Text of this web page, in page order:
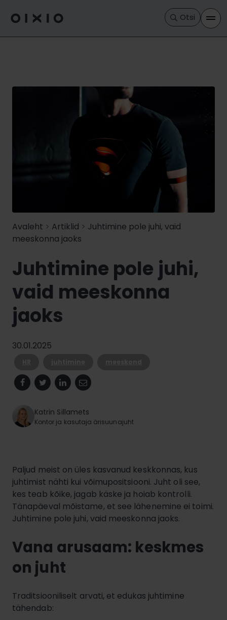
Otsi
Avaleht > Artiklid > Juhtimine pole juhi, vaid
meeskonna jaoks
Juhtimine pole juhi,
vaid meeskonna
jaoks
30.01.2025
FacebookTwitterLinkedin
Email
Katrin Sillamets
Kontor ja kasutaja ärisuunajuht
Paljud meist on üles kasvanud keskkonnas, kus
juhtimist nähti kui võimupositsiooni. Juht oli see,
kes teab kõike, jagab käske ja hoiab kontrolli.
Tänapäeval mõistame, et see lähenemine ei toimi.
Juhtimine pole juhi, vaid meeskonna jaoks.
Vana arusaam: keskmes
on juht
Traditsiooniliselt arvati, et edukas juhtimine
tähendab: